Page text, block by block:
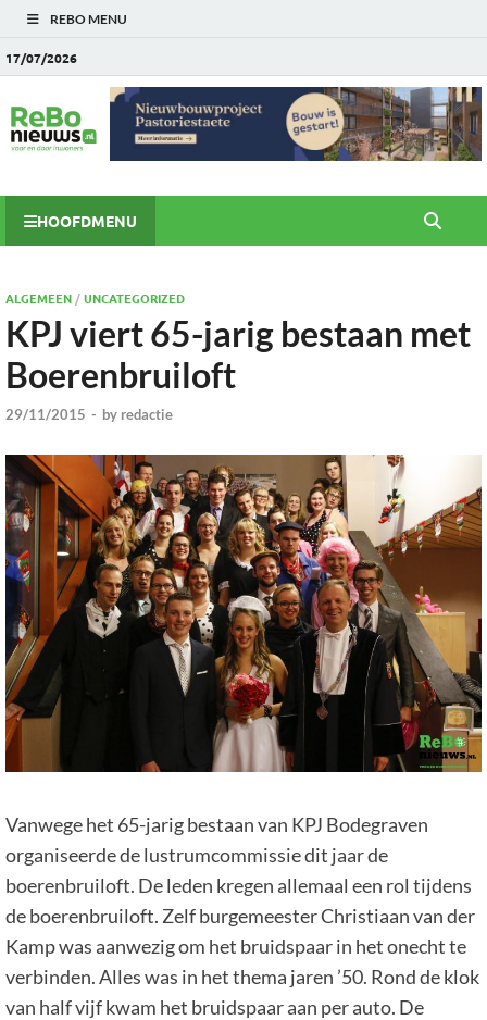
REBO MENU
17/07/2026
HOOFDMENU
ALGEMEEN/UNCATEGORIZED
KPJ viert 65-jarig bestaan met
Boerenbruiloft
29/11/2015 - by redactie
Vanwege het 65-jarig bestaan van KPJ Bodegraven
organiseerde de lustrumcommissie dit jaar de
boerenbruiloft. De leden kregen allemaal een rol tijdens
de boerenbruiloft. Zelf burgemeester Christiaan van der
Kamp was aanwezig om het bruidspaar in het onecht te
verbinden. Alles was in het thema jaren ’50. Rond de klok
van half vijf kwam het bruidspaar aan per auto. De